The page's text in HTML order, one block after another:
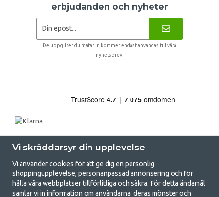
erbjudanden och nyheter
De uppgifter du matar in kommer endast användas till våra
nyhetsbrev.
Vi skräddarsyr din upplevelse
Vi använder cookies för att ge dig en personlig
shoppingupplevelse, personanpassad annonsering och för
hålla våra webbplatser tillförlitliga och säkra. För detta ändamål
samlar vi in information om användarna, deras mönster och